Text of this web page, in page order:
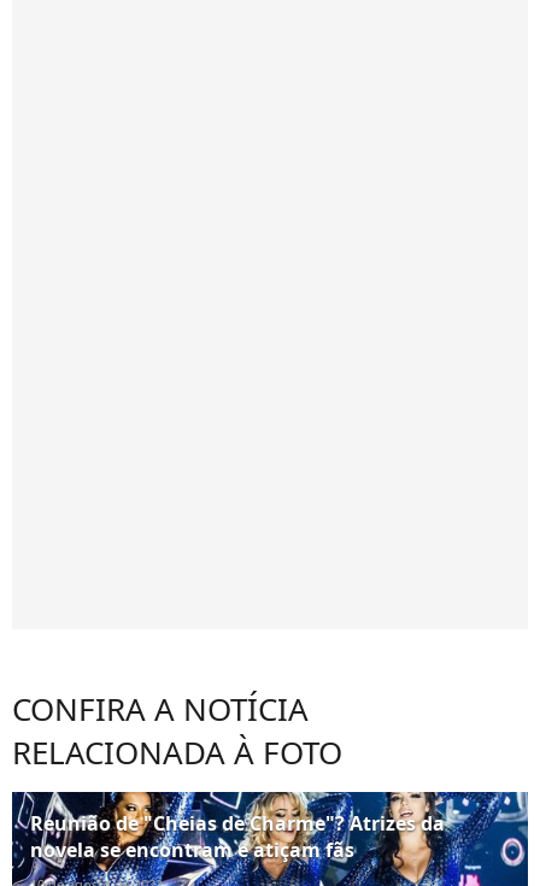
CONFIRA A NOTÍCIA
RELACIONADA À FOTO
Reunião de "Cheias de Charme"? Atrizes da
novela se encontram e atiçam fãs